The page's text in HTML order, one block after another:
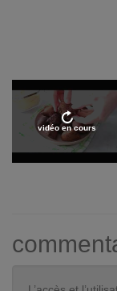
vidéo en cours